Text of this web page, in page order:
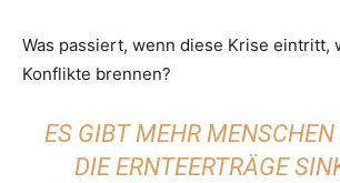
Was passiert, wenn diese Krise eintritt,
Konflikte brennen?
ES GIBT MEHR
DIE ERNTEERTRÄGE